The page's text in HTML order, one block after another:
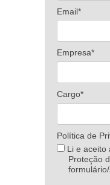
Email*
Empresa*
Cargo*
Política de
Li e aceito
Proteção